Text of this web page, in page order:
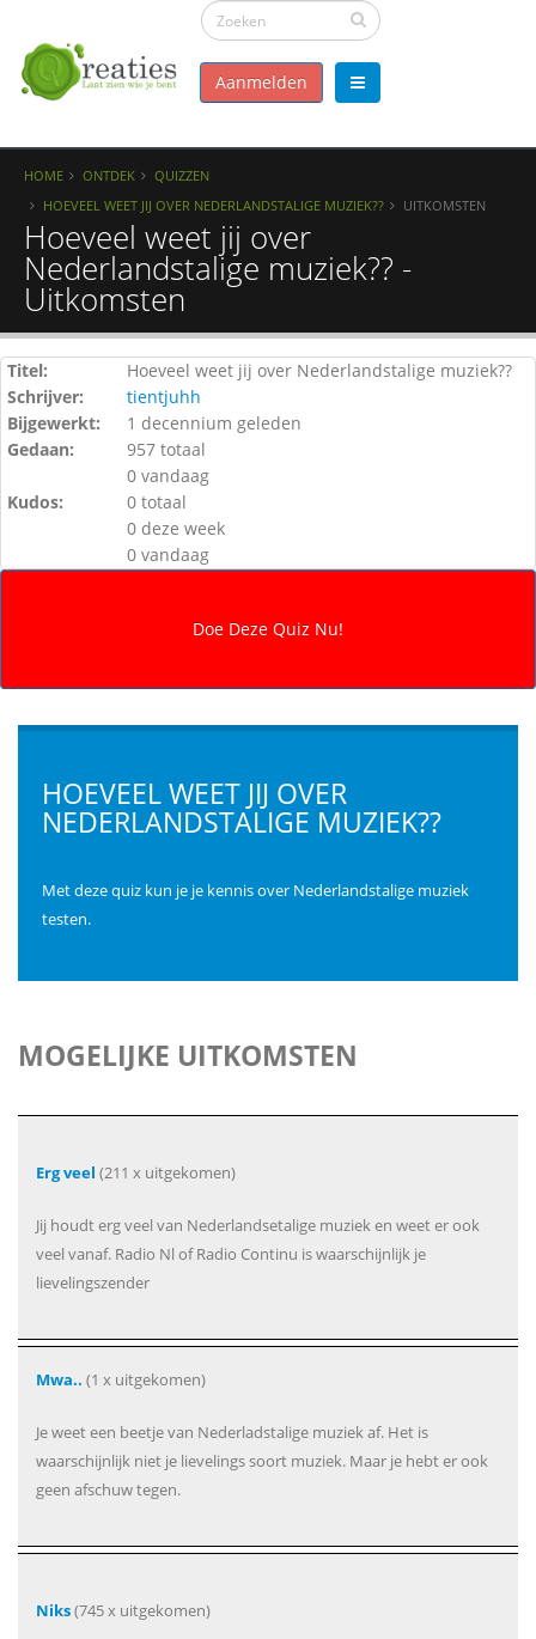
Aanmelden
HOME ONTDEK
QUIZZEN
HOEVEEL WEET JIJ OVER NEDERLANDSTALIGE MUZIEK??
UITKOMSTEN
Hoeveel weet jij over
Nederlandstalige muziek?? -
Uitkomsten
Titel:
Hoeveel weet jij over Nederlandstalige muziek??
Schrijver:
tientjuhh
Bijgewerkt:
1 decennium geleden
Gedaan:
957 totaal
0 vandaag
Kudos:
0 totaal
0 deze week
0 vandaag
HOEVEEL WEET JIJ OVER
NEDERLANDSTALIGE MUZIEK??
Met deze quiz kun je je kennis over Nederlandstalige muziek
testen.
MOGELIJKE UITKOMSTEN
Erg veel (211 x uitgekomen)
Jij houdt erg veel van Nederlandsetalige muziek en weet er ook
veel vanaf. Radio Nl of Radio Continu is waarschijnlijk je
lievelingszender
Mwa.. (1 x uitgekomen)
Je weet een beetje van Nederladstalige muziek af. Het is
waarschijnlijk niet je lievelings soort muziek. Maar je hebt er ook
geen afschuw tegen.
Niks(745 x uitgekomen)